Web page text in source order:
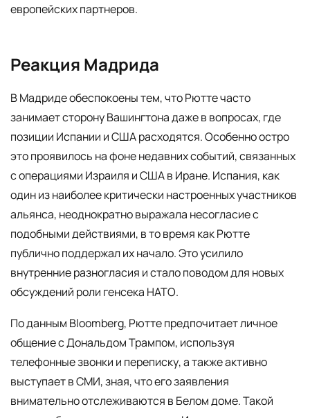
европейских партнеров.
Реакция Мадрида
В Мадриде обеспокоены тем, что Рютте часто
занимает сторону Вашингтона даже в вопросах, где
позиции Испании и США расходятся. Особенно остро
это проявилось на фоне недавних событий, связанных
с операциями Израиля и США в Иране. Испания, как
один из наиболее критически настроенных участников
альянса, неоднократно выражала несогласие с
подобными действиями, в то время как Рютте
публично поддержал их начало. Это усилило
внутренние разногласия и стало поводом для новых
обсуждений роли генсека НАТО.
По данным Bloomberg, Рютте предпочитает личное
общение с Дональдом Трампом, используя
телефонные звонки и переписку, а также активно
выступает в СМИ, зная, что его заявления
внимательно отслеживаются в Белом доме. Такой